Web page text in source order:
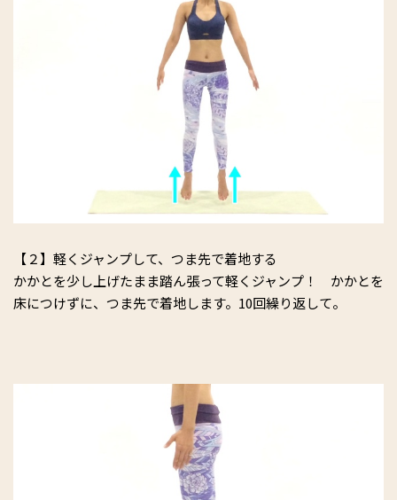
【２】軽くジャンプして、つま先で着地する
かかとを少し上げたまま踏ん張って軽くジャンプ！ かかとを
床につけずに、つま先で着地します。10回繰り返して。